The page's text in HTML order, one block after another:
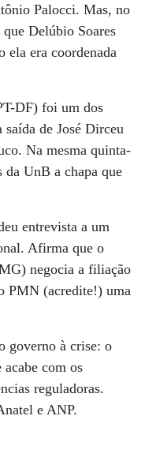
Palocci. Mas, no
Delúbio Soares
ela era coordenada
DF) foi um dos
de José Dirceu
Na mesma quinta-
UnB a chapa que
entrevista a um
Afirma que o
negocia a filiação
PMN (acredite!) uma
governo à crise: o
com os
reguladoras.
e ANP.